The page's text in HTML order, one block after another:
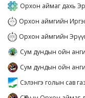
Орхон аймаг дахь
Орхон аймгийн
Орхон аймгийн
Сум дундын ойн анги
Сум дундын ойн анги
Сэлэнгэ голын сав